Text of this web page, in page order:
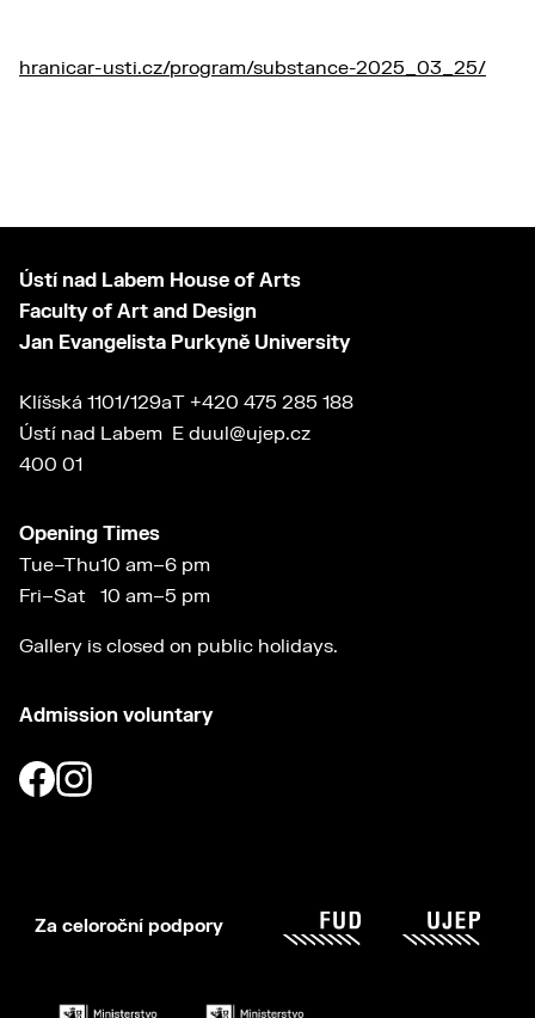
hranicar-usti.cz/program/substance-2025_03_25/
Ústí nad Labem House of Arts
Faculty of Art and Design
Jan Evangelista Purkyně University
Klíšská 1101/129a
Ústí nad Labem
400 01
T +420 475 285 188
E duul@ujep.cz
Opening Times
Tue–Thu
Fri–Sat
10 am–6 pm
10 am–5 pm
Gallery is closed on public holidays.
Admission voluntary
Za celoroční podpory